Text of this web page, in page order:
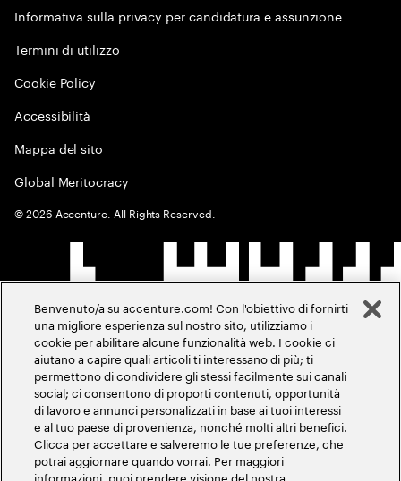
Informativa sulla privacy per candidatura e assunzione
Termini di utilizzo
Cookie Policy
Accessibilità
Mappa del sito
Global Meritocracy
©2026 Accenture. All Rights Reserved.
Benvenuto/a su accenture.com! Con l'obiettivo di fornirti
una migliore esperienza sul nostro sito, utilizziamo i
cookie per abilitare alcune funzionalità web. I cookie ci
aiutano a capire quali articoli ti interessano di più; ti
permettono di condividere gli stessi facilmente sui canali
social; ci consentono di proporti contenuti, opportunità
di lavoro e annunci personalizzati in base ai tuoi interessi
e al tuo paese di provenienza, nonché molti altri benefici.
Clicca per accettare e salveremo le tue preferenze, che
potrai aggiornare quando vorrai. Per maggiori
informazioni, puoi prendere visione del nostra